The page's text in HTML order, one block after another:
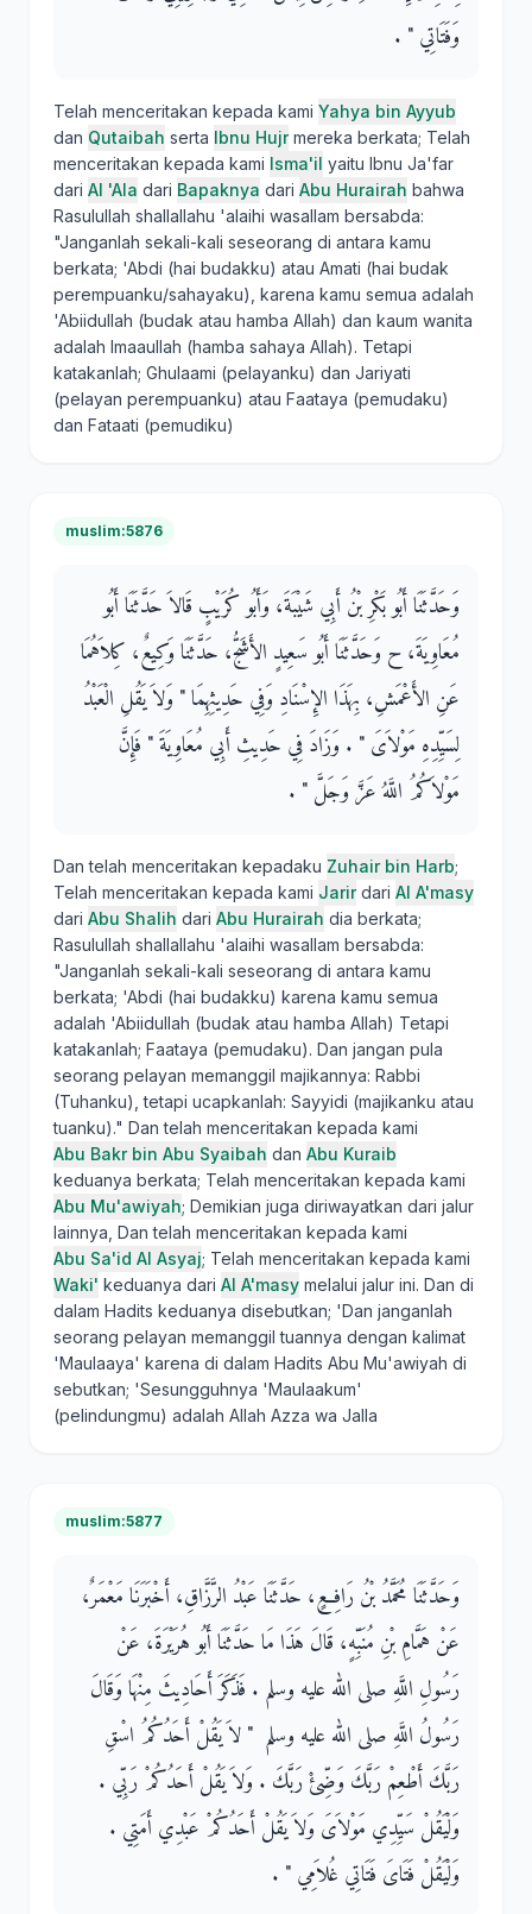
وَفَتَاتِي ‏"‏ ‏.‏
Telah menceritakan kepada kami Yahya bin Ayyub
dan Qutaibah serta Ibnu Hujrmereka berkata; Telah
menceritakan kepada kami Isma'il yaitu Ibnu Ja'far
dari Al 'Ala dari Bapaknya dari Abu Hurairah bahwa
Rasulullah shallallahu 'alaihi wasallam bersabda:
"Janganlah sekali-kali seseorang di antara kamu
berkata; 'Abdi (hai budakku) atau Amati (hai budak
perempuanku/sahayaku), karena kamu semua adalah
'Abiidullah (budak atau hamba Allah) dan kaum wanita
adalah Imaaullah (hamba sahaya Allah). Tetapi
katakanlah; Ghulaami (pelayanku) dan Jariyati
(pelayan perempuanku) atau Faataya (pemudaku)
dan Fataati (pemudiku)
muslim:5876
وَحَدَّثَنَا أَبُو بَكْرِ بْنُ أَبِي شَيْبَةَ، وَأَبُو كُرَيْبٍ قَالاَ حَدَّثَنَا أَبُو
مُعَاوِيَةَ، ح وَحَدَّثَنَا أَبُو سَعِيدٍ الأَشَجُّ، حَدَّثَنَا وَكِيعٌ، كِلاَهُمَا
عَنِ الأَعْمَشِ، بِهَذَا الإِسْنَادِ وَفِي حَدِيثِهِمَا ‏"‏ وَلاَ يَقُلِ الْعَبْدُ
لِسَيِّدِهِ مَوْلاَىَ ‏"‏ ‏.‏ وَزَادَ فِي حَدِيثِ أَبِي مُعَاوِيَةَ ‏"‏ فَإِنَّ
مَوْلاَكُمُ اللَّهُ عَزَّ وَجَلَّ ‏"‏ ‏.‏
Dan telah menceritakan kepadaku Zuhair bin Harb;
Telah menceritakan kepada kami Jarirdari Al A'masy
dari Abu Shalih dari Abu Hurairah dia berkata;
Rasulullah shallallahu 'alaihi wasallam bersabda:
"Janganlah sekali-kali seseorang di antara kamu
berkata; 'Abdi (hai budakku) karena kamu semua
adalah 'Abiidullah (budak atau hamba Allah) Tetapi
katakanlah; Faataya (pemudaku). Dan jangan pula
seorang pelayan memanggil majikannya: Rabbi
(Tuhanku), tetapi ucapkanlah: Sayyidi (majikanku atau
tuanku)." Dan telah menceritakan kepada kami
Abu Bakr bin Abu Syaibah dan Abu Kuraib
keduanya berkata; Telah menceritakan kepada kami
Abu Mu'awiyah; Demikian juga diriwayatkan dari jalur
lainnya, Dan telah menceritakan kepada kami
Abu Sa'id Al Asyaj; Telah menceritakan kepada kami
Waki' keduanya dari Al A'masy melalui jalur ini. Dan di
dalam Hadits keduanya disebutkan; 'Dan janganlah
seorang pelayan memanggil tuannya dengan kalimat
'Maulaaya' karena di dalam Hadits Abu Mu'awiyah di
sebutkan; 'Sesungguhnya 'Maulaakum'
(pelindungmu) adalah Allah Azza wa Jalla
muslim:5877
وَحَدَّثَنَا مُحَمَّدُ بْنُ رَافِعٍ، حَدَّثَنَا عَبْدُ الرَّزَّاقِ، أَخْبَرَنَا مَعْمَرٌ،
عَنْ هَمَّامِ بْنِ مُنَبِّهٍ، قَالَ هَذَا مَا حَدَّثَنَا أَبُو هُرَيْرَةَ، عَنْ
رَسُولِ اللَّهِ صلى الله عليه وسلم ‏.‏ فَذَكَرَ أَحَادِيثَ مِنْهَا وَقَالَ
رَسُولُ اللَّهِ صلى الله عليه وسلم ‏ "‏ لاَ يَقُلْ أَحَدُكُمُ اسْقِ
رَبَّكَ أَطْعِمْ رَبَّكَ وَضِّئْ رَبَّكَ ‏.‏ وَلاَ يَقُلْ أَحَدُكُمْ رَبِّي ‏.‏
وَلْيَقُلْ سَيِّدِي مَوْلاَىَ وَلاَ يَقُلْ أَحَدُكُمْ عَبْدِي أَمَتِي ‏.‏
وَلْيَقُلْ فَتَاىَ فَتَاتِي غُلاَمِي ‏"‏ ‏.‏